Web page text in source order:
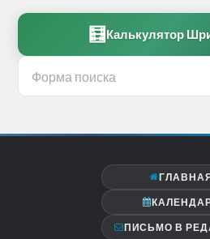
🧮 Калькулятор
ГЛАВНАЯ
ПИСЬМО В